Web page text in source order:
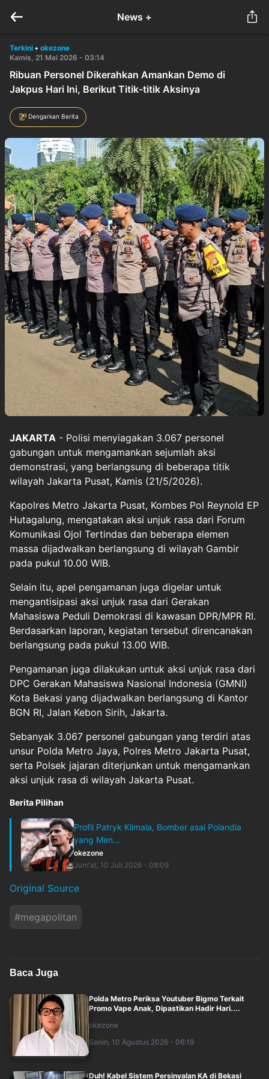
News +
Terkini • okezone
Kamis, 21 Mei 2026 - 03:14
Ribuan Personel Dikerahkan Amankan Demo di
Jakpus Hari Ini, Berikut Titik-titik Aksinya
Dengarkan Berita
JAKARTA - Polisi menyiagakan 3.067 personel
gabungan untuk mengamankan sejumlah aksi
demonstrasi, yang berlangsung di beberapa titik
wilayah Jakarta Pusat, Kamis (21/5/2026).
Kapolres Metro Jakarta Pusat, Kombes Pol Reynold EP
Hutagalung, mengatakan aksi unjuk rasa dari Forum
Komunikasi Ojol Tertindas dan beberapa elemen
massa dijadwalkan berlangsung di wilayah Gambir
pada pukul 10.00 WIB.
Selain itu, apel pengamanan juga digelar untuk
mengantisipasi aksi unjuk rasa dari Gerakan
Mahasiswa Peduli Demokrasi di kawasan DPR/MPR RI.
Berdasarkan laporan, kegiatan tersebut direncanakan
berlangsung pada pukul 13.00 WIB.
Pengamanan juga dilakukan untuk aksi unjuk rasa dari
DPC Gerakan Mahasiswa Nasional Indonesia (GMNI)
Kota Bekasi yang dijadwalkan berlangsung di Kantor
BGN RI, Jalan Kebon Sirih, Jakarta.
Sebanyak 3.067 personel gabungan yang terdiri atas
unsur Polda Metro Jaya, Polres Metro Jakarta Pusat,
serta Polsek jajaran diterjunkan untuk mengamankan
aksi unjuk rasa di wilayah Jakarta Pusat.
Berita Pilihan
Profil Patryk Klimala, Bomber asal Polandia
yang Men...
okezone
Jum'at, 10 Juli 2026 - 08:09
Original Source
#megapolitan
Baca Juga
Polda Metro Periksa Youtuber Bigmo Terkait
Promo Vape Anak, Dipastikan Hadir Hari....
okezone
Senin, 10 Agustus 2026 - 06:19
Duh! Kabel Sistem Persinyalan KA di Bekasi